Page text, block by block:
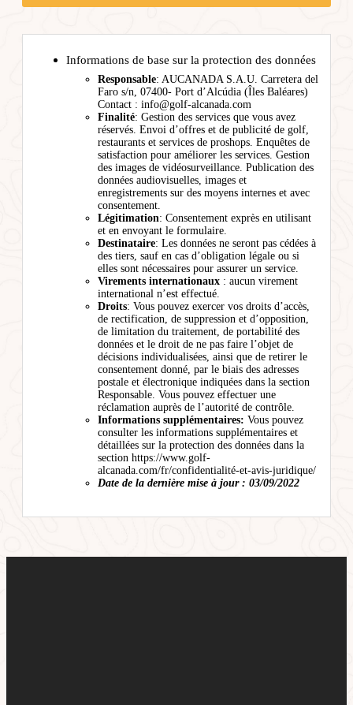
Informations de base sur la protection des données
Responsable: AUCANADA S.A.U. Carretera del
Faro s/n, 07400- Port d’Alcúdia (Îles Baléares)
Contact : info@golf-alcanada.com
Finalité: Gestion des services que vous avez
réservés. Envoi d’offres et de publicité de golf,
restaurants et services de proshops. Enquêtes de
satisfaction pour améliorer les services. Gestion
des images de vidéosurveillance. Publication des
données audiovisuelles, images et
enregistrements sur des moyens internes et avec
consentement.
Légitimation: Consentement exprès en utilisant
et en envoyant le formulaire.
Destinataire: Les données ne seront pas cédées à
des tiers, sauf en cas d’obligation légale ou si
elles sont nécessaires pour assurer un service.
Virements internationaux : aucun virement
international n’est effectué.
Droits: Vous pouvez exercer vos droits d’accès,
de rectification, de suppression et d’opposition,
de limitation du traitement, de portabilité des
données et le droit de ne pas faire l’objet de
décisions individualisées, ainsi que de retirer le
consentement donné, par le biais des adresses
postale et électronique indiquées dans la section
Responsable. Vous pouvez effectuer une
réclamation auprès de l’autorité de contrôle.
Informations supplémentaires: Vous pouvez
consulter les informations supplémentaires et
détaillées sur la protection des données dans la
section https://www.golf-
alcanada.com/fr/confidentialité-et-avis-juridique/
Date de la dernière mise à jour : 03/09/2022